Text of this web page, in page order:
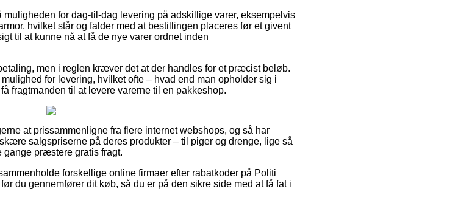
for dag-til-dag levering på adskillige varer, eksempelvis
hvilket står og falder med at bestillingen placeres før et givent
til at kunne nå at få de nye varer ordnet inden
men i reglen kræver det at der handles for et præcist beløb.
for levering, hvilket ofte – hvad end man opholder sig i
fragtmanden til at levere varerne til en pakkeshop.
at prissammenligne fra flere internet webshops, og så har
salgspriserne på deres produkter – til piger og drenge, lige så
gange præstere gratis fragt.
forskellige online firmaer efter rabatkoder på Politi
du gennemfører dit køb, så du er på den sikre side med at få fat i